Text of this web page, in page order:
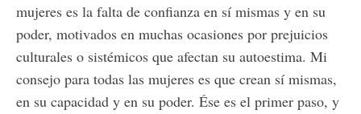
mujeres es la falta de confianza en sí mismas y en su
poder, motivados en muchas ocasiones por prejuicios
culturales o sistémicos que afectan su autoestima. Mi
consejo para todas las mujeres es que crean sí mismas,
en su capacidad y en su poder. Ése es el primer paso, y